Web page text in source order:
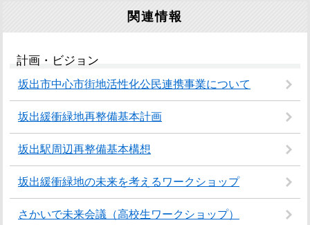
関連情報
計画・ビジョン
坂出市中心市街地活性化公民連携事業について
坂出緩衝緑地再整備基本計画
坂出駅周辺再整備基本構想
坂出緩衝緑地の未来を考えるワークショップ
さかいで未来会議（高校生ワークショップ）